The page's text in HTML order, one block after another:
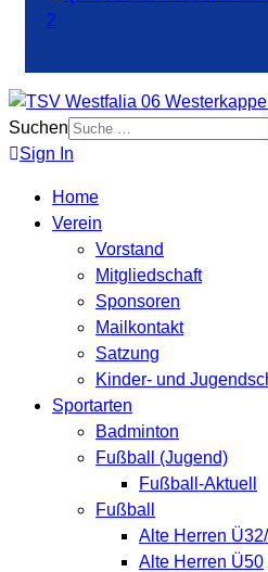
Suchen
Sign In
Home
Verein
Vorstand
Mitgliedschaft
Sponsoren
Mailkontakt
Satzung
Kinder- und
Sportarten
Badminton
Fußball (Jugend)
Fußball-Aktuell
Fußball
Alte Herren
Alte Herren Ü50